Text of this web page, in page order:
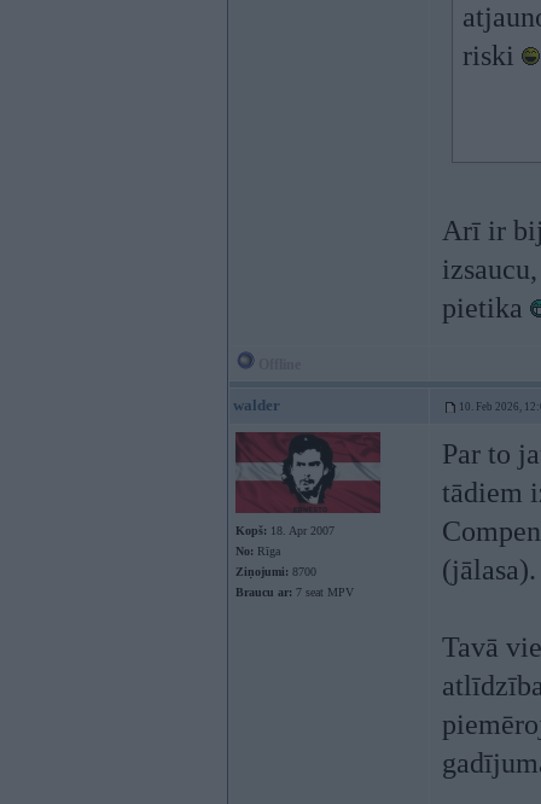
riski
Arī ir
pietika
walder 10. Feb 2026,
Kopš: 18. Apr 2007
No: Rīga
Ziņojumi: 8700
Braucu ar: 7 seat MPV
Par to
tādiem
(jālasa).
Tavā